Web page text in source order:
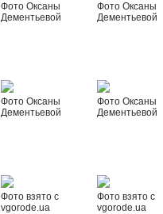
Фото Оксаны
Дементьевой
Фото Оксаны
Дементьевой
Фото Оксаны
Дементьевой
Фото Оксаны
Дементьевой
Фото взято с
vgorode.ua
Фото взято с
vgorode.ua